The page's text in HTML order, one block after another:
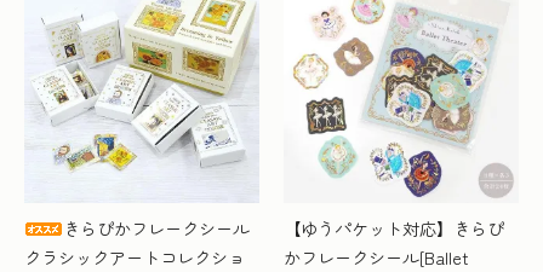
きらぴかフレークシール
クラシックアートコレクショ
【ゆうパケット対応】きらぴ
かフレークシール[Ballet